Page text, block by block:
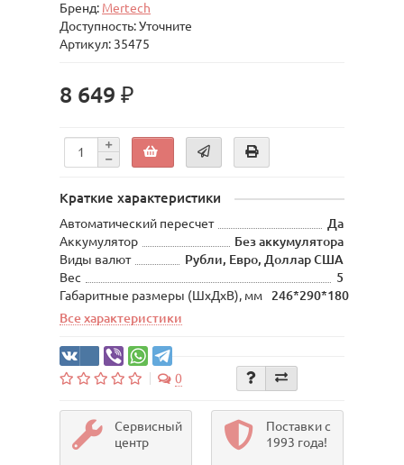
Бренд: Mertech
Доступность: Уточните
Артикул: 35475
8 649 ₽
Краткие характеристики
Автоматический пересчет
Да
Аккумулятор
Без аккумулятора
Виды валют
Рубли, Евро, Доллар США
Вес
5
Габаритные размеры (ШхДхВ), мм
246*290*180
Все характеристики
0
Сервисный
центр
Поставки с
1993 года!